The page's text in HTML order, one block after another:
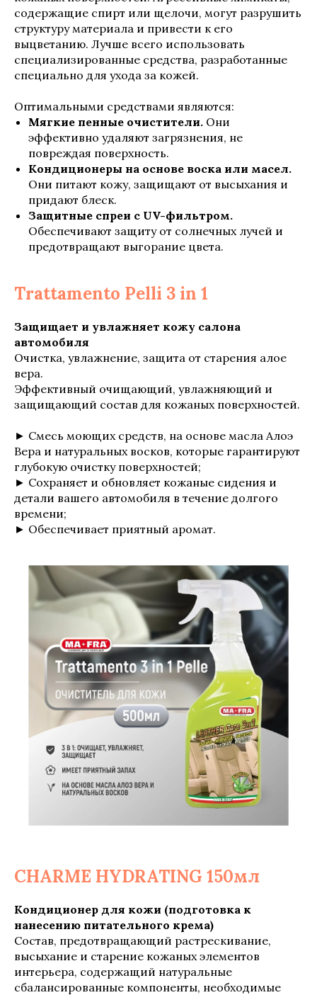
содержащие спирт или щелочи, могут разрушить
структуру материала и привести к его
выцветанию. Лучше всего использовать
специализированные средства, разработанные
специально для ухода за кожей.
Оптимальными средствами являются:
Мягкие пенные очистители. Они
эффективно удаляют загрязнения, не
повреждая поверхность.
Кондиционеры на основе воска или масел.
Они питают кожу, защищают от высыхания и
придают блеск.
Защитные спреи с UV-фильтром.
Обеспечивают защиту от солнечных лучей и
предотвращают выгорание цвета.
Trattamento Pelli 3 in 1
Защищает и увлажняет кожу салона
автомобиля
Очистка, увлажнение, защита от старения алое
вера.
Эффективный очищающий, увлажняющий и
защищающий состав для кожаных поверхностей.
► Смесь моющих средств, на основе масла Алоэ
Вера и натуральных восков, которые гарантируют
глубокую очистку поверхностей;
► Сохраняет и обновляет кожаные сидения и
детали вашего автомобиля в течение долгого
времени;
► Обеспечивает приятный аромат.
CHARME HYDRATING 150мл
Кондиционер для кожи (подготовка к
нанесению питательного крема)
Состав, предотвращающий растрескивание,
высыхание и старение кожаных элементов
интерьера, содержащий натуральные
сбалансированные компоненты, необходимые